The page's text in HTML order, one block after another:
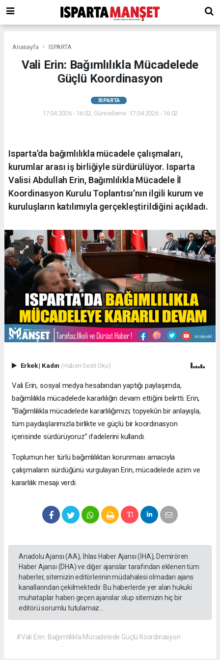
Anasayfa ISPARTA
Vali Erin: Bağımlılıkla Mücadelede
Güçlü Koordinasyon
ISPARTA
17.04.2026 - 16:02, Güncelleme: 17.04.2026 - 16:02
Isparta’da bağımlılıkla mücadele çalışmaları,
kurumlar arası iş birliğiyle sürdürülüyor. Isparta
Valisi Abdullah Erin, Bağımlılıkla Mücadele İl
Koordinasyon Kurulu Toplantısı’nın ilgili kurum ve
kuruluşların katılımıyla gerçekleştirildiğini açıkladı.
Erkek| Kadın (Haberi Sesli Oku)
Vali Erin, sosyal medya hesabından yaptığı paylaşımda,
bağımlılıkla mücadelede kararlılığın devam ettiğini belirtti. Erin,
“Bağımlılıkla mücadelede kararlılığımızı; topyekûn bir anlayışla,
tüm paydaşlarımızla birlikte ve güçlü bir koordinasyon
içerisinde sürdürüyoruz” ifadelerini kullandı.
Toplumun her türlü bağımlılıktan korunması amacıyla
çalışmaların sürdüğünü vurgulayan Erin, mücadelede azim ve
kararlılık mesajı verdi.
Anadolu Ajansı (AA), İhlas Haber Ajansı (İHA), Demirören
Haber Ajansı (DHA) ve diğer ajanslar tarafından eklenen tüm
haberler, sitemizin editörlerinin müdahalesi olmadan ajans
kanallarından çekilmektedir. Bu haberlerde yer alan hukuki
muhataplar haberi geçen ajanslar olup sitemizin hiç bir
editörü sorumlu tutulamaz...
#Vali Erin: Bağımlılıkla Mücadelede Güçlü Koordinasyon